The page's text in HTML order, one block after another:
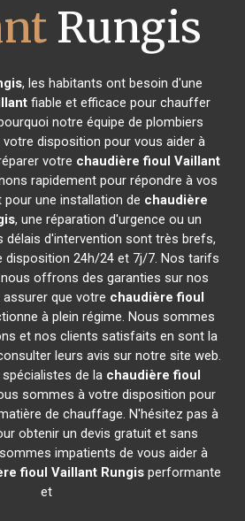
Rungis
, les habitants ont besoin d'une
fiable et efficace pour chauffer
notre équipe de plombiers
disposition pour vous aider à
votre chaudière fioul Vaillant
rapidement pour répondre à vos
une installation de chaudière
, une réparation d'urgence ou un
délais d'intervention sont très brefs,
disposition 24h/24 et 7j/7. Nos tarifs
offrons des garanties sur nos
que votre chaudière fioul
à plein régime. Nous sommes
et nos clients satisfaits en sont la
leurs avis sur notre site web.
de la chaudière fioul
sommes à votre disposition pour
de chauffage. N'hésitez pas à
obtenir un devis gratuit et sans
impatients de vous aider à
fioul Vaillant Rungisperformante
et